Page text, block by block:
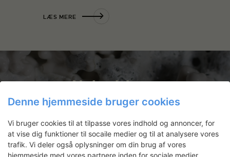
LÆS MERE
Nyhedsbrev
Få ansøgningsfrister, arrangementer
og artikler direkte i din indbakke.
Denne hjemmeside bruger cookies
Vi bruger cookies til at tilpasse vores indhold og annoncer, for
at vise dig funktioner til socaile medier og til at analysere vores
trafik. Vi deler også oplysninger om din brug af vores
hjemmeside med vores partnere inden for sociale medier,